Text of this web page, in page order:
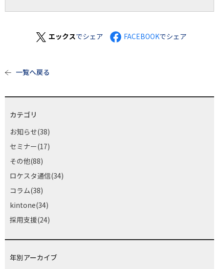
エックスでシェア FACEBOOKでシェア
一覧へ戻る
カテゴリ
お知らせ(38)
セミナー(17)
その他(88)
ロケスタ通信(34)
コラム(38)
kintone(34)
採用支援(24)
年別アーカイブ